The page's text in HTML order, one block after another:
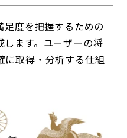
度を把握するための
ます。ユーザーの将
に取得・分析する仕組